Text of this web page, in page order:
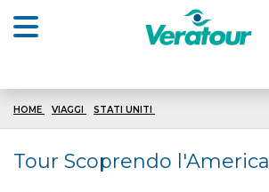
HOME VIAGGI STATI UNITI
Tour Scoprendo l'America